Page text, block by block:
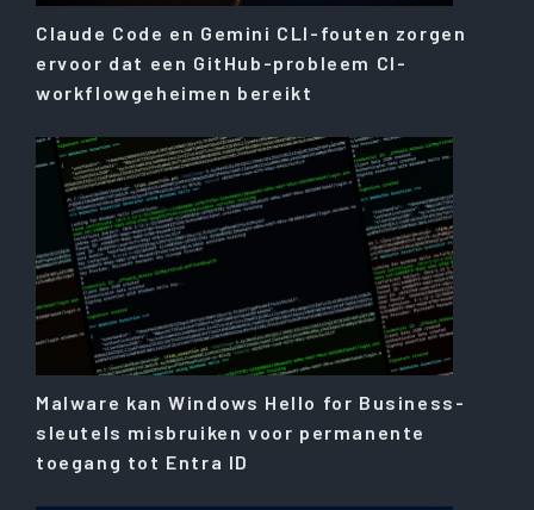
Claude Code en Gemini CLI-fouten zorgen
ervoor dat een GitHub-probleem CI-
workflowgeheimen bereikt
Malware kan Windows Hello for Business-
sleutels misbruiken voor permanente
toegang tot Entra ID